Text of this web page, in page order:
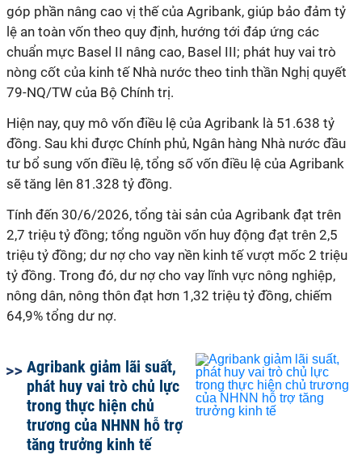
góp phần nâng cao vị thế của Agribank, giúp bảo đảm tỷ
lệ an toàn vốn theo quy định, hướng tới đáp ứng các
chuẩn mực Basel II nâng cao, Basel III; phát huy vai trò
nòng cốt của kinh tế Nhà nước theo tinh thần Nghị quyết
79-NQ/TW của Bộ Chính trị.
Hiện nay, quy mô vốn điều lệ của Agribank là 51.638 tỷ
đồng. Sau khi được Chính phủ, Ngân hàng Nhà nước đầu
tư bổ sung vốn điều lệ, tổng số vốn điều lệ của Agribank
sẽ tăng lên 81.328 tỷ đồng.
Tính đến 30/6/2026, tổng tài sản của Agribank đạt trên
2,7 triệu tỷ đồng; tổng nguồn vốn huy động đạt trên 2,5
triệu tỷ đồng; dư nợ cho vay nền kinh tế vượt mốc 2 triệu
tỷ đồng. Trong đó, dư nợ cho vay lĩnh vực nông nghiệp,
nông dân, nông thôn đạt hơn 1,32 triệu tỷ đồng, chiếm
64,9% tổng dư nợ.
Agribank giảm lãi suất,
phát huy vai trò chủ lực
trong thực hiện chủ
trương của NHNN hỗ trợ
tăng trưởng kinh tế